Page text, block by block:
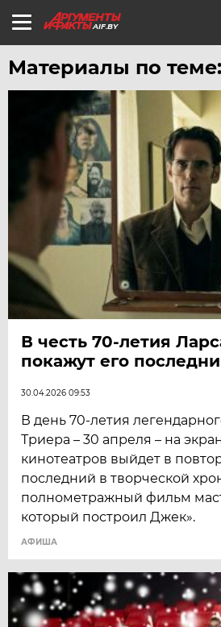
AIF.BY
Материалы по
В честь 70-летия
покажут его
30.04.2026 09:53
В день 70-летия
Триера – 30 апреля – на
кинотеатров выйдет в
последний в творческой
полнометражный фильм
который построил Джек».
АФИША